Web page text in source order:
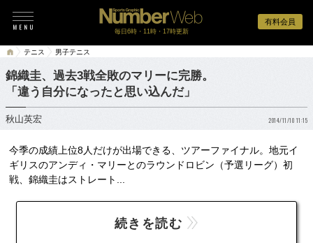
有料会員
毎日6時・11時・17時更新
テニス 男子テニス
錦織圭、過去3戦全敗のマリーに完勝。
「違う自分になったと思い込んだ」
秋山英宏 2014/11/10 11:15
今季の成績上位8人だけが出場できる、ツアーファイナル。地元イ
ギリスのアンディ・マリーとのラウンドロビン（予選リーグ）初
戦、錦織圭はストレート...
続きを読む